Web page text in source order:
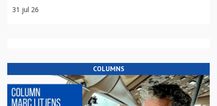
31 jul 26
COLUMNS